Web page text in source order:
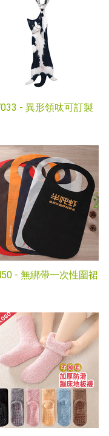
- 異形領呔可訂製
- 無綁帶一次性圍裙